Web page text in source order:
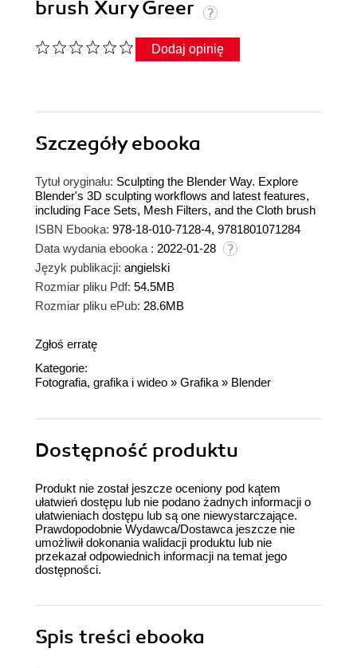
brush Xury Greer
Dodaj opinię
Szczegółyebooka
Tytuł oryginału: Sculpting the Blender Way. Explore
Blender's 3D sculpting workflows and latest features,
including Face Sets, Mesh Filters, and the Cloth brush
ISBN Ebooka: 978-18-010-7128-4, 9781801071284
Data wydania ebooka : 2022-01-28
Język publikacji: angielski
Rozmiar pliku Pdf: 54.5MB
Rozmiar pliku ePub: 28.6MB
Zgłoś erratę
Kategorie:
Fotografia, grafika i wideo » Grafika » Blender
Dostępność produktu
Produkt nie został jeszcze oceniony pod kątem
ułatwień dostępu lub nie podano żadnych informacji o
ułatwieniach dostępu lub są one niewystarczające.
Prawdopodobnie Wydawca/Dostawca jeszcze nie
umożliwił dokonania walidacji produktu lub nie
przekazał odpowiednich informacji na temat jego
dostępności.
Spis treści ebooka